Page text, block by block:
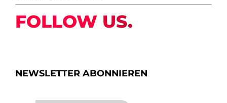
FOLLOW US.
NEWSLETTER ABONNIEREN